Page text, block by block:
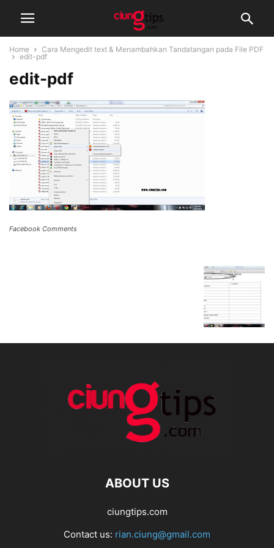
Home
Cara Mengedit text & Menambahkan Tandatangan pada File PDF
edit-pdf
edit-pdf
Facebook Comments
ABOUT US
ciungtips.com
Contact us: rian.ciung@gmail.com